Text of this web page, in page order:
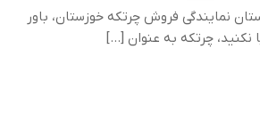
نمایندگی فروش چرتکه خوزستان، باور
نکنید، چرتکه به عنوان [...]